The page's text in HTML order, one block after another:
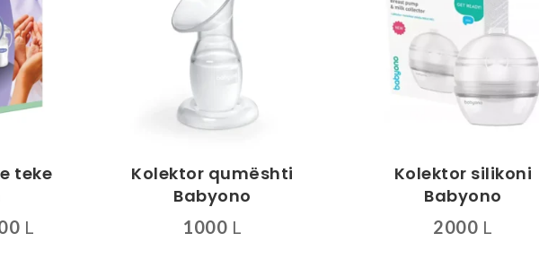
teke
L
Kolektor qumështi
Babyono
1000 L
Kolektor silikoni
Babyono
2000 L